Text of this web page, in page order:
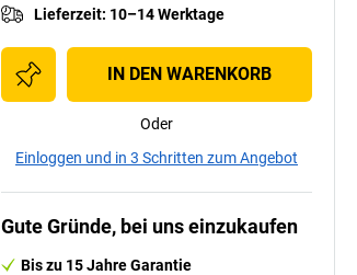
Lieferzeit: 10–14 Werktage
IN DEN WARENKORB
Oder
Einloggen und in 3 Schritten zum Angebot
Gute Gründe, bei uns einzukaufen
Bis zu 15 Jahre Garantie